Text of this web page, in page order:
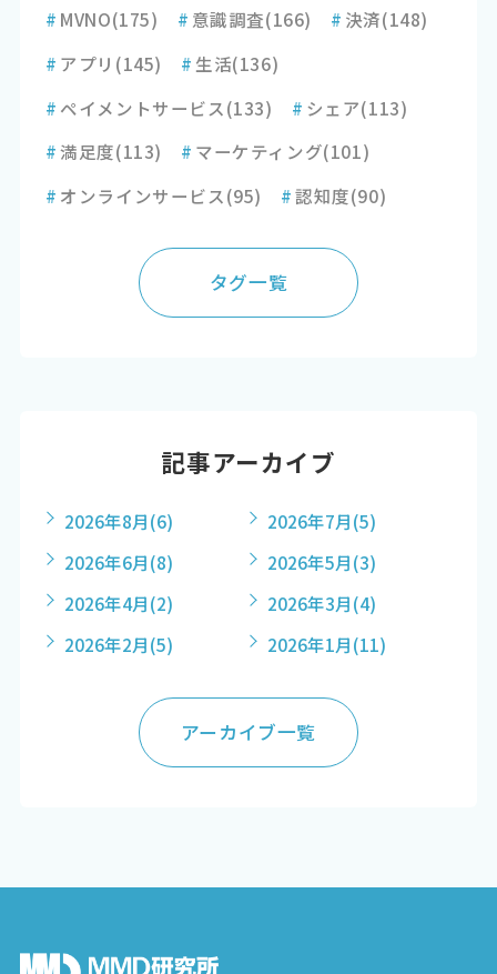
# MVNO(175) # 意識調査(166) # 決済(148)
# アプリ (145) # 生活(136)
# ペイメントサービス(133) # シェア(113)
#満足度(113) # マーケティング(101)
# オンラインサービス(95) #認知度(90)
タグ一覧
記事アーカイブ
2026年8月(6) 2026年7月(5)
2026年6月(8) 2026年5月(3)
2026年4月(2) 2026年3月(4)
2026年2月(5) 2026年1月(11)
アーカイブ一覧